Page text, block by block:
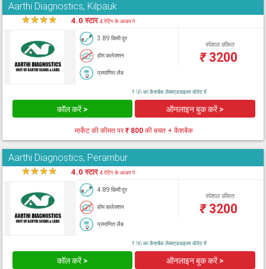
Aarthi Diagnostics, Kilpauk
★★★★ 4.0 स्टार4 रेटिंग के आधार पे
3.89 किमी दूर
होम कलेक्शन
प्रमाणित लैब
स्पेशल कीमत
₹3200
₹ 96 का कैशबैक लैब्सएडवाइजर वॉलेट में
कॉल करें > ऑनलाइन बुक करें >
मार्केट की कीमत पर₹ 800की बचत + कैशबैक
Aarthi Diagnostics, Perambur
★★★★ 4.0 स्टार4 रेटिंग के आधार पे
4.89 किमी दूर
होम कलेक्शन
प्रमाणित लैब
स्पेशल कीमत
₹3200
₹ 96 का कैशबैक लैब्सएडवाइजर वॉलेट में
कॉल करें > ऑनलाइन बुक करें >